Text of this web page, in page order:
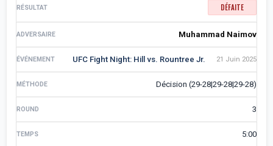
DÉFAITE
Muhammad Naimov
UFC Fight Night: Hill vs. Rountree Jr. 21 Juin 2025
Décision (29-28|29-28|29-28)
3
5:00